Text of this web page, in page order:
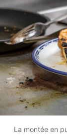
La montée en